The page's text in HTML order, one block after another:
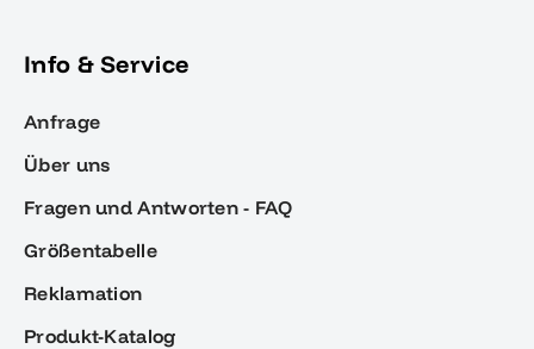
Info & Service
Anfrage
Über uns
Fragen und Antworten - FAQ
Größentabelle
Reklamation
Produkt-Katalog